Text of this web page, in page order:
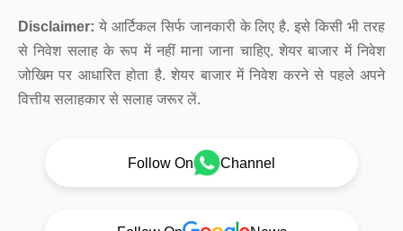
Disclaimer: ये आर्टिकल सिर्फ जानकारी के लिए है. इसे किसी भी तरह
से निवेश सलाह के रूप में नहीं माना जाना चाहिए. शेयर बाजार में निवेश
जोखिम पर आधारित होता है. शेयर बाजार में निवेश करने से पहले अपने
वित्तीय सलाहकार से सलाह जरूर लें.
Follow On Channel